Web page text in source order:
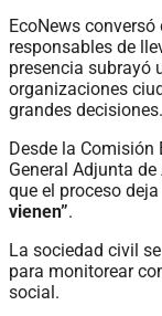
EcoNews conversó
responsables de
presencia subrayó
organizaciones
grandes decisiones.
Desde la Comisión
General Adjunta
que el proceso deja
vienen”.
La sociedad civil
para monitorear
social.